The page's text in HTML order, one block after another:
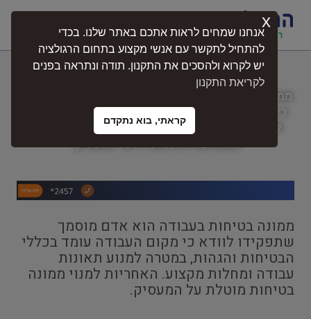
ממונה בטיחות בעבודה
ממונה בטיחות בעבודה הוא אדם מוסמך שתפקידו לוודא
כי מקום העבודה עומד בכללי הבטיחות והגהות, במטרה
למנוע תאונות עבודה ומחלות מקצוע. האחריות למנוי
ממונה בטיחות מוטלת על המעסיק.
ממונה בטיחות בעבודה הוא אדם מוסמך
שתפקידו לוודא כי מקום העבודה עומד בכללי
הבטיחות והגהות, במטרה למנוע תאונות
עבודה ומחלות מקצוע. האחריות למנוי ממונה
בטיחות מוטלת על המעסיק.
אנחנו שמחים לראות אתכם באתר שלנו. בכדי
להתחיל לתקשר עם אנשי מקצוע בתחום הרגולציה
יש לקרוא ולהסכים את התקנון. תודה ונתראה בפנים
לקריאת התקנון
קראתי, בוא נתקדם
x